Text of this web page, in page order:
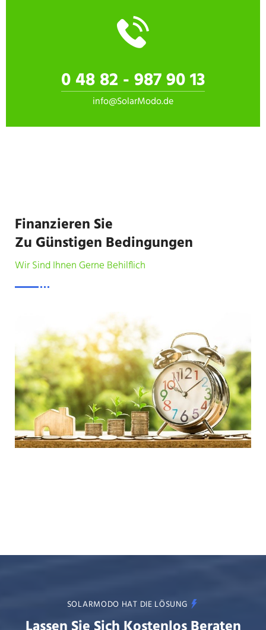
0 48 82 - 987 90 13
info@SolarModo.de
Finanzieren Sie
Zu Günstigen Bedingungen
Wir Sind Ihnen Gerne Behilflich
SOLARMODO HAT DIE LÖSUNG